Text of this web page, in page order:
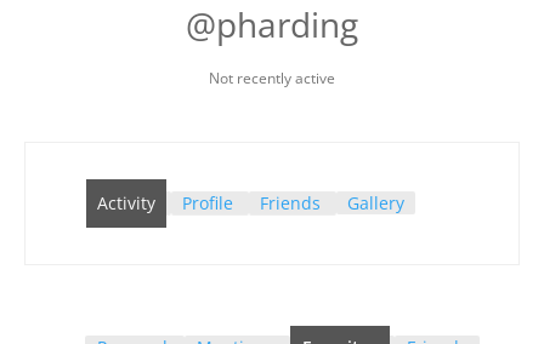
@pharding
Not recently active
Activity Profile Friends Gallery